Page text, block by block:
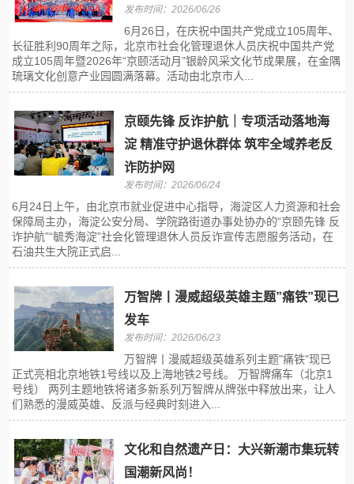
发布时间：2026/06/26
6月26日，在庆祝中国共产党成立105周年、
长征胜利90周年之际，北京市社会化管理退休人员庆祝中国共产党
成立105周年暨2026年“京颐活动月”银龄风采文化节成果展，在金隅
琉璃文化创意产业园圆满落幕。活动由北京市人...
京颐先锋 反诈护航｜专项活动落地海
淀 精准守护退休群体 筑牢全域养老反
诈防护网
发布时间：2026/06/24
6月24日上午，由北京市就业促进中心指导，海淀区人力资源和社会
保障局主办，海淀公安分局、学院路街道办事处协办的“京颐先锋 反
诈护航”“毓秀海淀”社会化管理退休人员反诈宣传志愿服务活动，在
石油共生大院正式启...
万智牌丨漫威超级英雄主题”痛铁”现已
发车
发布时间：2026/06/23
万智牌丨漫威超级英雄系列主题"痛铁"现已
正式亮相北京地铁1号线以及上海地铁2号线。 万智牌痛车（北京1
号线） 两列主题地铁将诸多新系列万智牌从牌张中释放出来，让人
们熟悉的漫威英雄、反派与经典时刻进入...
文化和自然遗产日：大兴新潮市集玩转
国潮新风尚！